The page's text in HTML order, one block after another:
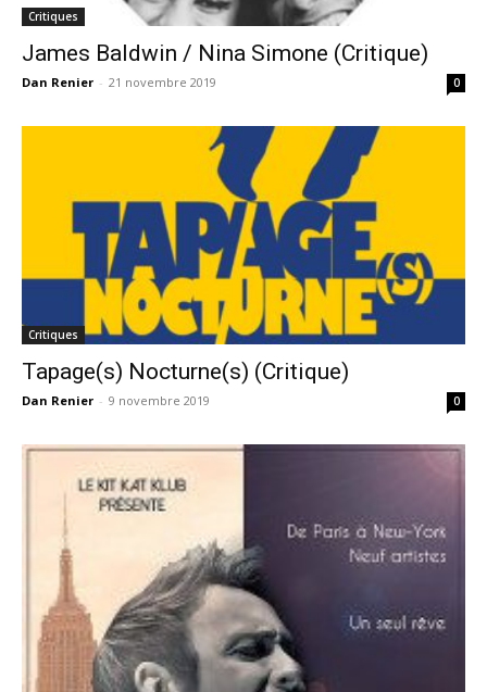
Critiques
James Baldwin / Nina Simone (Critique)
Dan Renier - 21 novembre 2019 0
Critiques
Tapage(s) Nocturne(s) (Critique)
Dan Renier - 9 novembre 2019 0